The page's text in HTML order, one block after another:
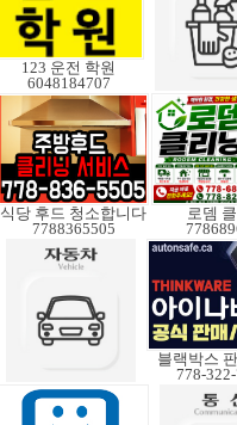
123 운전 학원
6048184707
식당 후드 청소합니다
7788365505
로뎀
블랙박스
778-